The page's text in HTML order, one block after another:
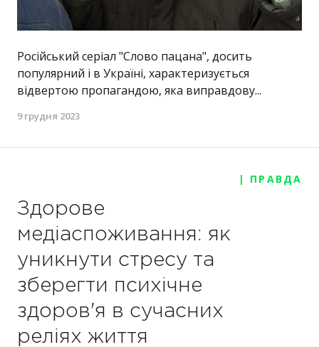
Російський серіал "Слово пацана", досить
популярний і в Україні, характеризується
відвертою пропагандою, яка виправдову...
9 грудня 2023
| ПРАВДА
Здорове
медіаспоживання: як
уникнути стресу та
зберегти психічне
здоров'я в сучасних
реліях життя